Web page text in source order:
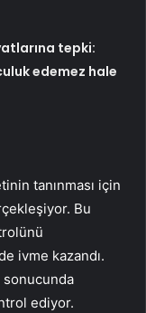
tepki:
edemez hale
tanınması için
Bu
ivme kazandı.
sonucunda
ediyor.